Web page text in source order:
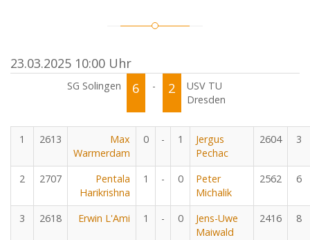
23.03.2025 10:00 Uhr
SG Solingen 6 - 2
USV TU
Dresden
1 2613
Max
Warmerdam
0 - 1
Jergus
Pechac
2604 3
2 2707
Pentala
Harikrishna
1 - 0
Peter
Michalik
2562 6
3 2618 Erwin L'Ami 1 - 0
Jens-Uwe
Maiwald
2416 8